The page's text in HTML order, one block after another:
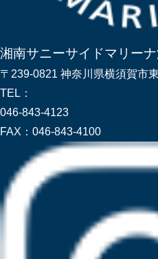
湘南サニーサイドマリー
〒239-0821 神奈川県横須賀市
TEL：
046-843-4123
FAX： 046-843-4100